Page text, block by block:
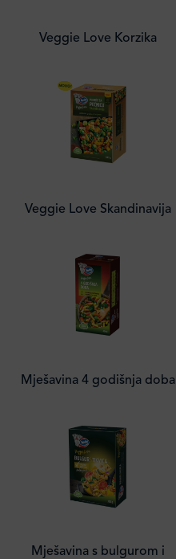
Veggie Love Korzika
Veggie Love Skandinavija
Mješavina 4 godišnja doba
Mješavina s bulgurom i